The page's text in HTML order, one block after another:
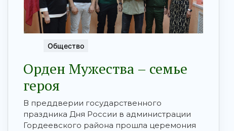
Общество
Орден Мужества – семье
героя
В преддверии государственного
праздника Дня России в администрации
Гордеевского района прошла церемония